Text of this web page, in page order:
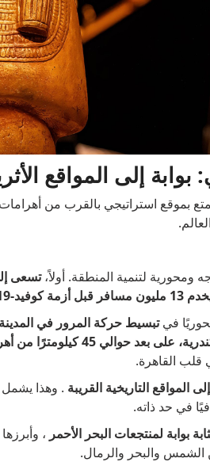
إلى المواقع
بموقع استراتيجي بالقرب من أهرامات
ومحورية لتنمية المنطقة. أولاً،تسعى
مسافر قبل أزمة كوفيد-19.
فيتبسيط حركة المرور في المدينة
كيلومترًا من أهرامات الجيزة،
قلب القاهرة.
التاريخية القريبة . وهذا يشمل
في حد ذاته.
بوابة لمنتجعات البحر الأحمر ،
الشمس والبحر والرمال.